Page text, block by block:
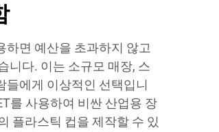
하면 예산을 초과하지 않고
니다. 이는 소규모 매장, 스
들에게 이상적인 선택입니
를 사용하여 비싼 산업용 장
플라스틱 컵을 제작할 수 있